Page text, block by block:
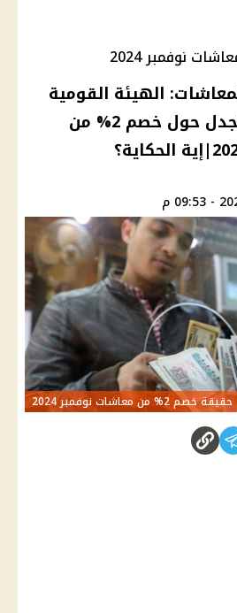
الهيئة القومية
للتأمينات تحسم الجدل حول خصم 2% من
حقيقة خصم 2% من معاشات نوفمبر 2024